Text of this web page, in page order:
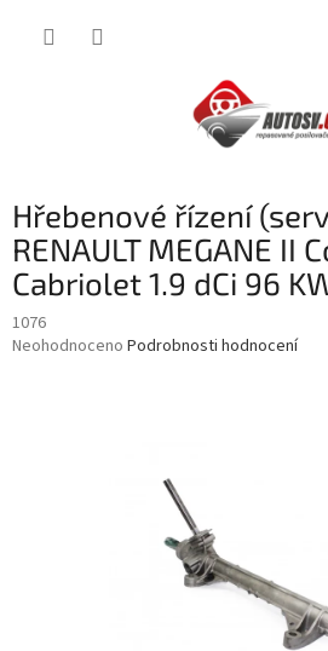
Hřebenové řízení
RENAULT MEGANE II
Cabriolet 1.9 dCi 96
1076
Průměrné
Neohodnoceno Podrobnosti hodnocení